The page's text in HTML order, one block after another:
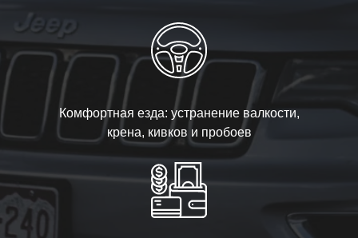
Комфортная езда: устранение валкости,
крена, кивков и пробоев